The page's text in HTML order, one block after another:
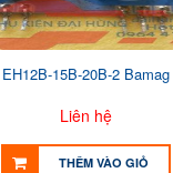
EH12B-15B-20B-2 Bamag
Liên hệ
THÊM VÀO GIỎ